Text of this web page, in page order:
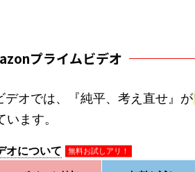
プライムビデオ
オでは、『純平、考え直せ』が
ます。
オについて 無料お試しアリ！